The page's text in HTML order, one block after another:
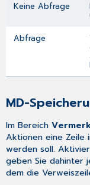
Keine Abfrage
Abfrage
MD-
Im Bereich
Aktionen eine Zeile
werden soll.
geben Sie dahinter
dem die